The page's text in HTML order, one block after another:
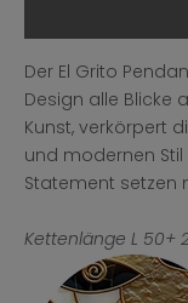
Der El Grito
Design alle Blicke
Kunst, verkörpert
und modernen
Statement setzen
Kettenlänge L 50+